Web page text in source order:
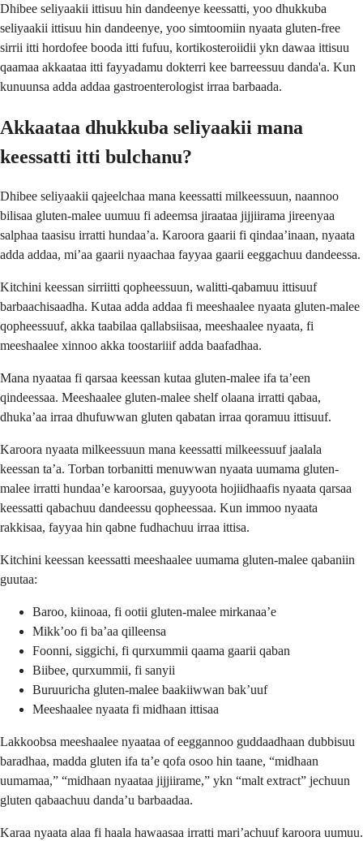
Dhibee seliyaakii ittisuu hin dandeenye keessatti, yoo dhukkuba
seliyaakii ittisuu hin dandeenye, yoo simtoomiin nyaata gluten-free
sirrii itti hordofee booda itti fufuu, kortikosteroiidii ykn dawaa ittisuu
qaamaa akkaataa itti fayyadamu dokterri kee barreessuu danda'a. Kun
kunuunsa adda addaa gastroenterologist irraa barbaada.
Akkaataa dhukkuba seliyaakii mana
keessatti itti bulchanu?
Dhibee seliyaakii qajeelchaa mana keessatti milkeessuun, naannoo
bilisaa gluten-malee uumuu fi adeemsa jiraataa jijjiirama jireenyaa
salphaa taasisu irratti hundaa’a. Karoora gaarii fi qindaa’inaan, nyaata
adda addaa, mi’aa gaarii nyaachaa fayyaa gaarii eeggachuu dandeessa.
Kitchini keessan sirriitti qopheessuun, walitti-qabamuu ittisuuf
barbaachisaadha. Kutaa adda addaa fi meeshaalee nyaata gluten-malee
qopheessuuf, akka taabilaa qallabsiisaa, meeshaalee nyaata, fi
meeshaalee xinnoo akka toostariiif adda baafadhaa.
Mana nyaataa fi qarsaa keessan kutaa gluten-malee ifa ta’een
qindeessaa. Meeshaalee gluten-malee shelf olaana irratti qabaa,
dhuka’aa irraa dhufuwwan gluten qabatan irraa qoramuu ittisuuf.
Karoora nyaata milkeessuun mana keessatti milkeessuuf jaalala
keessan ta’a. Torban torbanitti menuwwan nyaata uumama gluten-
malee irratti hundaa’e karoorsaa, guyyoota hojiidhaafis nyaata qarsaa
keessatti qabachuu dandeessu qopheessaa. Kun immoo nyaata
rakkisaa, fayyaa hin qabne fudhachuu irraa ittisa.
Kitchini keessan keessatti meeshaalee uumama gluten-malee qabaniin
guutaa:
Baroo, kiinoaa, fi ootii gluten-malee mirkanaa’e
Mikk’oo fi ba’aa qilleensa
Foonni, siggichi, fi qurxummii qaama gaarii qaban
Biibee, qurxummii, fi sanyii
Buruuricha gluten-malee baakiiwwan bak’uuf
Meeshaalee nyaata fi midhaan ittisaa
Lakkoobsa meeshaalee nyaataa of eeggannoo guddaadhaan dubbisuu
baradhaa, madda gluten ifa ta’e qofa osoo hin taane, “midhaan
uumamaa,” “midhaan nyaataa jijjiirame,” ykn “malt extract” jechuun
gluten qabaachuu danda’u barbaadaa.
Karaa nyaata alaa fi haala hawaasaa irratti mari’achuuf karoora uumuu.